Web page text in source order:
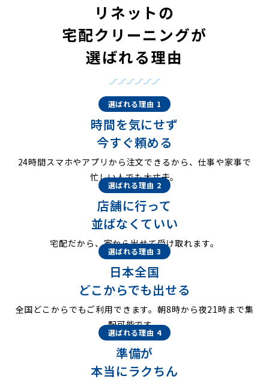
リネットの
宅配クリーニングが
選ばれる理由
選ばれる理由 1
時間を気にせず
今すぐ頼める
24時間スマホやアプリから注文できるから、仕事や家事で
忙しい人でも大丈夫。
選ばれる理由 2
店舗に行って
並ばなくていい
宅配だから、家から出せて受け取れます。
選ばれる理由 3
日本全国
どこからでも出せる
全国どこからでもご利用できます。朝8時から夜21時まで集
配可能です。
選ばれる理由 4
準備が
本当にラクちん